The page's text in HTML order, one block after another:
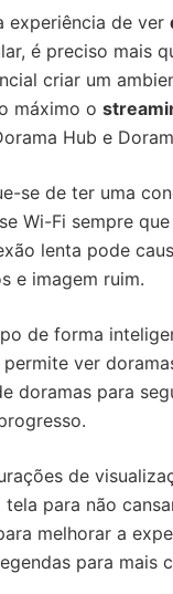
experiência de ver
é preciso mais
criar um
máximo o
Hub e
se de ter uma
Wi-Fi sempre
lenta pode
e imagem ruim.
de forma
permite ver
doramas para
de
para não
melhorar a
para mais